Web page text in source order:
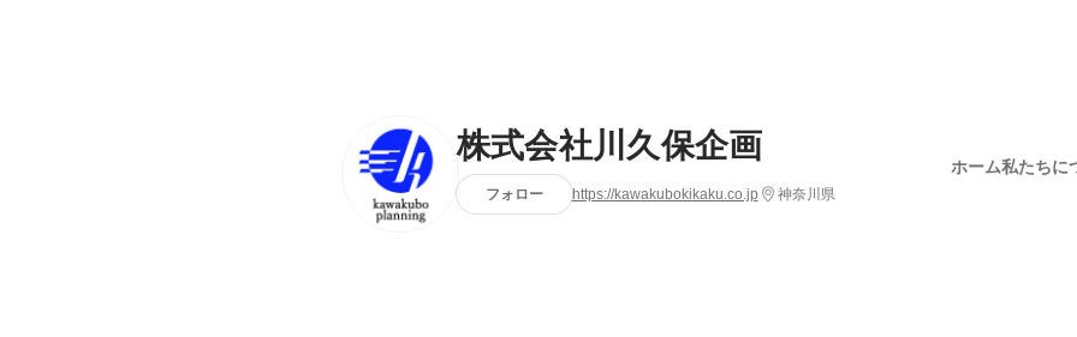
株式会社川久保企画
フォロー https://kawakubokikaku.co.jp 神奈川県
ホーム私たちに